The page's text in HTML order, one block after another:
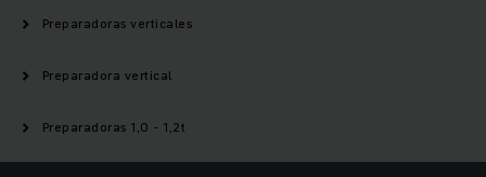
Preparadoras verticales
Preparadora vertical
Preparadoras 1,0 - 1,2t